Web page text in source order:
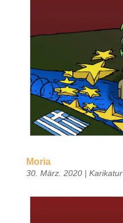
Moria
30. März. 2020|